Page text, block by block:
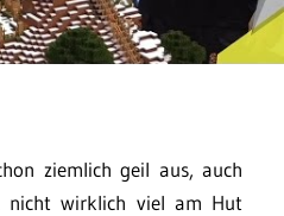
ziemlich geil aus, auch
nicht wirklich viel am Hut